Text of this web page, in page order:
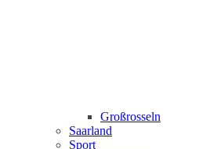
Großrosseln
Saarland
Sport